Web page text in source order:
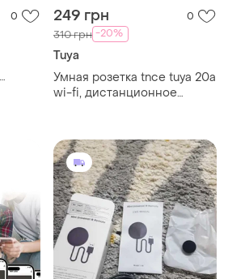
0 249 грн 0
310 грн -20%
Tuya
Умная розетка tnce tuya 20а
wi-fi, дистанционное
потребления, smart life,
google home, alexa